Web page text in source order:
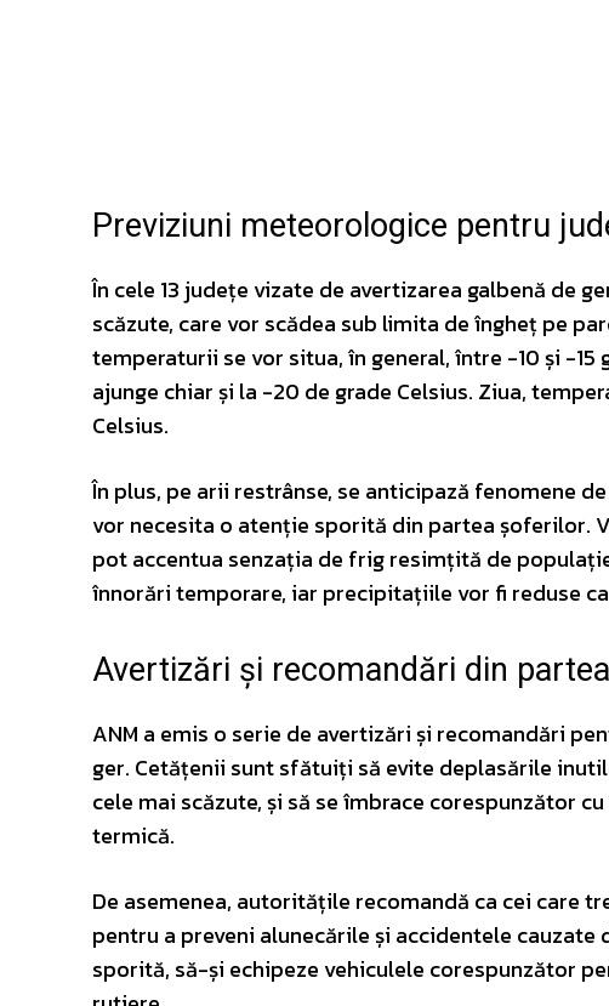
Previziuni meteorologice pentru
În cele 13 județe vizate de avertizarea galbenă de
scăzute, care vor scădea sub limita de îngheț pe
temperaturii se vor situa, în general, între -10 și -
ajunge chiar și la -20 de grade Celsius. Ziua,
Celsius.
În plus, pe arii restrânse, se anticipază fenomene
vor necesita o atenție sporită din partea șoferilor.
pot accentua senzația de frig resimțită de
înnorări temporare, iar precipitațiile vor fi reduse
Avertizări și recomandări din
ANM a emis o serie de avertizări și recomandări
ger. Cetățenii sunt sfătuiți să evite deplasările
cele mai scăzute, și să se îmbrace corespunzător
termică.
De asemenea, autoritățile recomandă ca cei care
pentru a preveni alunecările și accidentele
sporită, să-și echipeze vehiculele corespunzător